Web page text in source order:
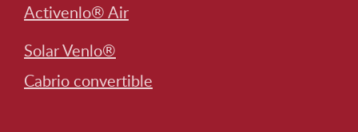
Activenlo® Air
Solar Venlo®
Cabrio convertible